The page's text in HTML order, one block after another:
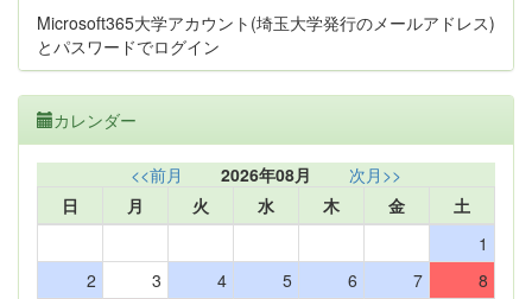
Microsoft365大学アカウント(埼玉大学発行のメールアドレス)
とパスワードでログイン
カレンダー
<<前月 2026年08月
次月>>
日
月 火 水 木 金
土
1
2
3 4 5 6 7
8